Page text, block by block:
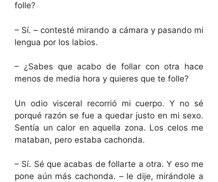
folle?
– Sí. – contesté mirando a cámara y pasando mi
lengua por los labios.
– ¿Sabes que acabo de follar con otra hace
menos de media hora y quieres que te folle?
Un odio visceral recorrió mi cuerpo. Y no sé
porqué razón se fue a quedar justo en mi sexo.
Sentía un calor en aquella zona. Los celos me
mataban, pero estaba cachonda.
– Sí. Sé que acabas de follarte a otra. Y eso me
pone aún más cachonda. – le dije, mirándole a